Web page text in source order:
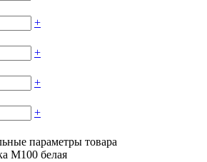
+
+
+
+
параметры товара